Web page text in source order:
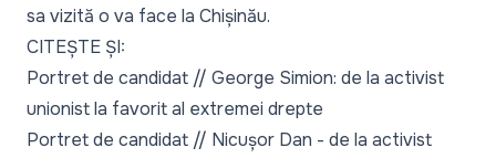
sa vizită o va face la Chișinău.
CITEȘTE ȘI:
Portret de candidat // George Simion: de la activist
unionist la favorit al extremei drepte
Portret de candidat // Nicușor Dan - de la activist